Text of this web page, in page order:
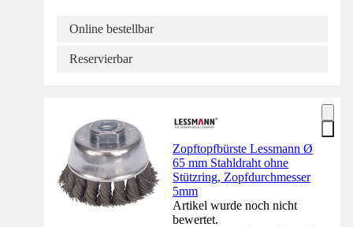
Online bestellbar
Reservierbar
Zopftopfbürste Lessmann Ø
65 mm Stahldraht ohne
Stützring, Zopfdurchmesser
5mm
Artikel wurde noch nicht
bewertet.